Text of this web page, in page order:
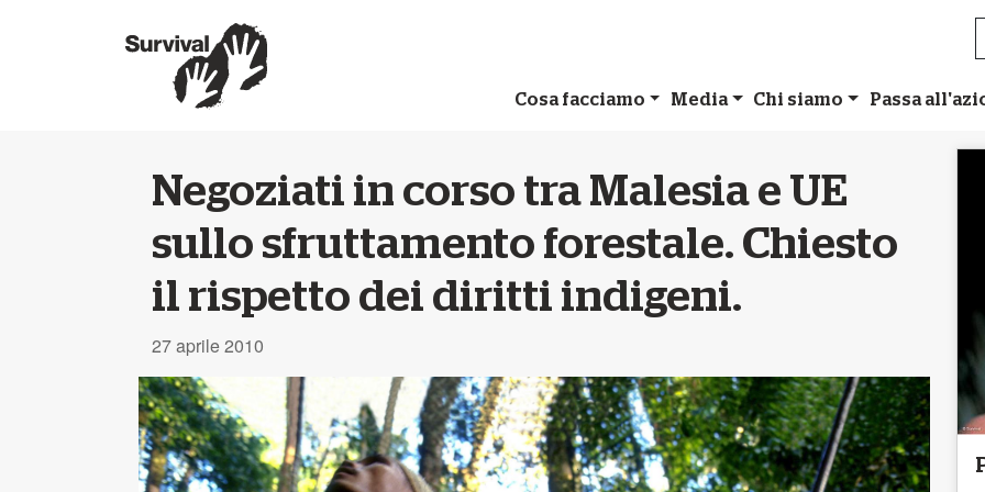
Cosa facciamo Media Chi siamo Passa
Negoziati in corso tra Malesia e UE
sullo sfruttamento forestale. Chiesto
il rispetto dei diritti indigeni.
27 aprile 2010